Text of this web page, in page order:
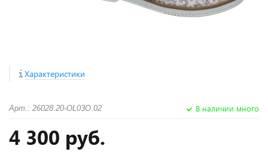
Характеристики
Арт.: 26028.20-OL03O.02 В наличии много
4 300 руб.